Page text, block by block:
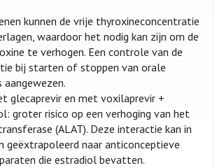
kunnen de vrije thyroxineconcentratie
waardoor het nodig kan zijn om de
te verhogen. Een controle van de
bij starten of stoppen van orale
glecaprevir en met voxilaprevir +
groter risico op een verhoging van het
(ALAT). Deze interactie kan in
geëxtrapoleerd naar anticonceptieve
die estradiol bevatten.